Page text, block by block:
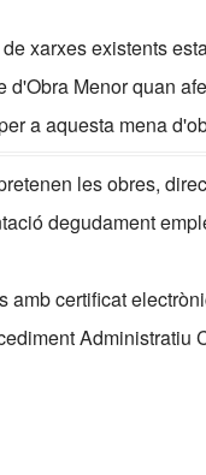
xarxes existents
Menor quan
a aquesta mena
les obres,
degudament
amb certificat
Administratiu